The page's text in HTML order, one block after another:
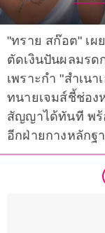
"ทราย สก๊อต" เผ
ตัดเงินปันผลมร
เพราะกำ "สำเน
ทนายเจมส์ชี้ช่อ
สัญญาได้ทันที พร้
อีกฝ่ายกางหลักฐ